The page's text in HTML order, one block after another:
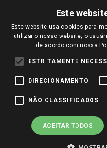
Notícias
Perguntas frequentes
Identidade Visual
Trocas e Devoluções
Redes Sociais
Pagamento e
Este
Este website usa cookies para
utilizar o nosso website, o
de acordo com nossa
ESTRITAMENTE
DIRECIONAMENTO
NÃO CLASSIFICADOS
ACEITAR TODOS